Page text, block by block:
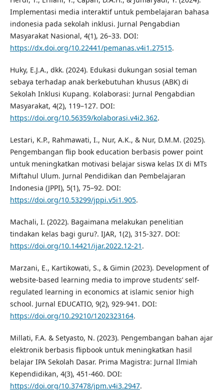
Implementasi media interaktif untuk pembelajaran bahasa
indonesia pada sekolah inklusi. Jurnal Pengabdian
Masyarakat Nasional, 4(1), 26–33. DOI:
https://dx.doi.org/10.22441/pemanas.v4i1.27515.
Huky, E.J.A., dkk. (2024). Edukasi dukungan sosial teman
sebaya terhadap anak berkebutuhan khusus (ABK) di
Sekolah Inklusi Kupang. Kolaborasi: Jurnal Pengabdian
Masyarakat, 4(2), 119–127. DOI:
https://doi.org/10.56359/kolaborasi.v4i2.362.
Lestari, K.P., Rahmawati, I., Nur, A.K., & Nur, D.M.M. (2025).
Pengembangan flip book education berbasis power point
untuk meningkatkan motivasi belajar siswa kelas IX di MTs
Miftahul Ulum. Jurnal Pendidikan dan Pembelajaran
Indonesia (JPPI), 5(1), 75–92. DOI:
https://doi.org/10.53299/jppi.v5i1.905.
Machali, I. (2022). Bagaimana melakukan penelitian
tindakan kelas bagi guru?. IJAR, 1(2), 315-327. DOI:
https://doi.org/10.14421/ijar.2022.12-21 .
Marzani, E., Kartikowati, S., & Gimin (2023). Development of
website-based learning media to improve students’ self-
regulated learning in economics at islamic senior high
school. Jurnal EDUCATIO, 9(2), 929-941. DOI:
https://doi.org/10.29210/1202323164.
Millati, F.A. & Setyasto, N. (2023). Pengembangan bahan ajar
elektronik berbasis flipbook untuk meningkatkan hasil
belajar IPA Sekolah Dasar. Prima Magistra: Jurnal Ilmiah
Kependidikan, 4(3), 451-460. DOI:
https://doi.org/10.37478/jpm.v4i3.2947.